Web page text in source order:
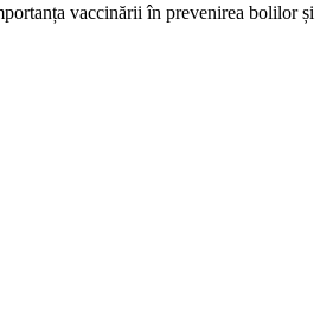
vaccinării în prevenirea bolilor și